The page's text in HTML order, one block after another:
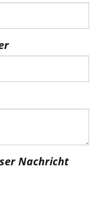
Nachricht